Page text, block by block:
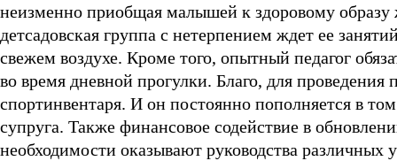
неизменно приобщая малышей к здоровому
детсадовская группа с нетерпением ждет ее
свежем воздухе. Кроме того, опытный педагог
во время дневной прогулки. Благо, для
спортинвентаря. И он постоянно пополняется в
супруга. Также финансовое содействие в
необходимости оказывают руководства